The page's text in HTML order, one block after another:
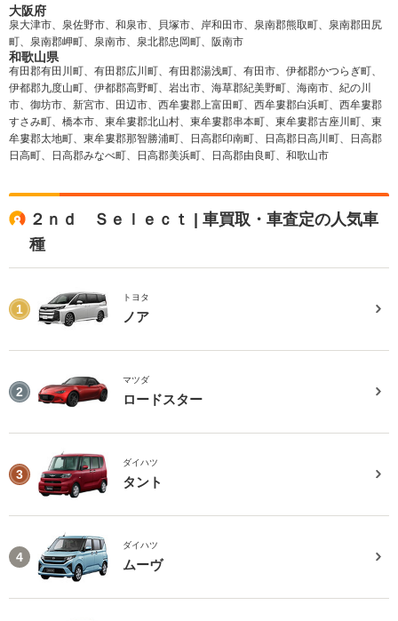
大阪府
泉大津市、泉佐野市、和泉市、貝塚市、岸和田市、泉南郡熊取町、泉南郡田尻
町、泉南郡岬町、泉南市、泉北郡忠岡町、阪南市
和歌山県
有田郡有田川町、有田郡広川町、有田郡湯浅町、有田市、伊都郡かつらぎ町、
伊都郡九度山町、伊都郡高野町、岩出市、海草郡紀美野町、海南市、紀の川
市、御坊市、新宮市、田辺市、西牟婁郡上富田町、西牟婁郡白浜町、西牟婁郡
すさみ町、橋本市、東牟婁郡北山村、東牟婁郡串本町、東牟婁郡古座川町、東
牟婁郡太地町、東牟婁郡那智勝浦町、日高郡印南町、日高郡日高川町、日高郡
日高町、日高郡みなべ町、日高郡美浜町、日高郡由良町、和歌山市
２ｎｄ Ｓｅｌｅｃｔ | 車買取・車査定の人気車
種
1
トヨタ
ノア
2
マツダ
ロードスター
3
ダイハツ
タント
4
ダイハツ
ムーヴ